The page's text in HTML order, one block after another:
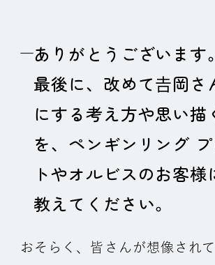
ありがとうございます。
最後に、改めて𠮷岡さ
にする考え方や思い描
を、ペンギンリング
トやオルビスのお客様
教えてください。
おそらく、皆さんが想像され